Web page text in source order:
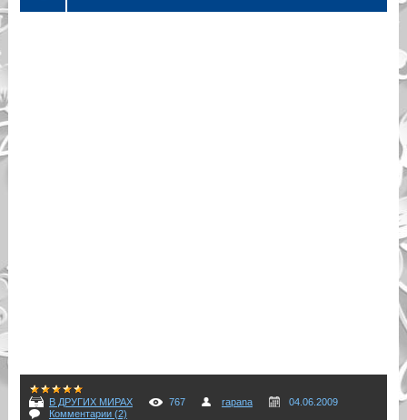
В ДРУГИХ МИРАХ 767 rapana
04.06.2009
Комментарии (2)